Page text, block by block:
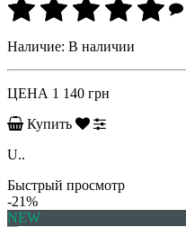
Наличие: В наличии
ЦЕНА 1 140 грн
Купить
U..
Быстрый просмотр
-21%
NEW